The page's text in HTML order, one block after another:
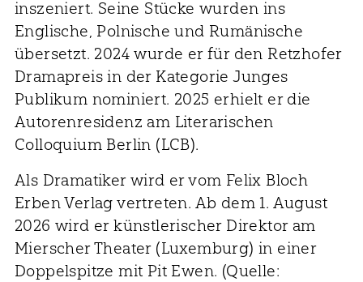
inszeniert. Seine Stücke wurden ins
Englische, Polnische und Rumänische
übersetzt. 2024 wurde er für den Retzhofer
Dramapreis in der Kategorie Junges
Publikum nominiert. 2025 erhielt er die
Autorenresidenz am Literarischen
Colloquium Berlin (LCB).
Als Dramatiker wird er vom Felix Bloch
Erben Verlag vertreten. Ab dem 1. August
2026 wird er künstlerischer Direktor am
Mierscher Theater (Luxemburg) in einer
Doppelspitze mit Pit Ewen. (Quelle: